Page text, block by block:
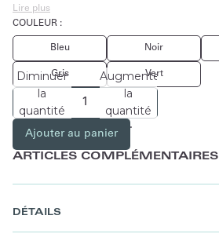
Lire plus
COULEUR :
Bleu Noir
Gris Vert
Diminuer
la
quantité
Augmenter
la
quantité
Ajouter au panier
ARTICLES COMPLÉMENTAIRES
DÉTAILS